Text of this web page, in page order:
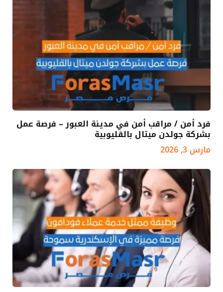
فرد أمن / مراقب أمن في مدينة العبور – فرصة عمل
بشركة جولدن ميتال بالقليوبية
مارس 3, 2026